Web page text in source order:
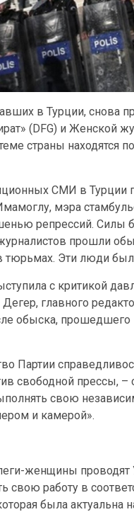
в Турции, снова
(DFG) и Женской
страны
СМИ в Турции
мэра
репрессий. Силы
прошли
тюрьмах. Эти люди
с критикой
главного
обыска,
Партии
свободной прессы, –
свою
и камерой».
женщины
свою работу в
была